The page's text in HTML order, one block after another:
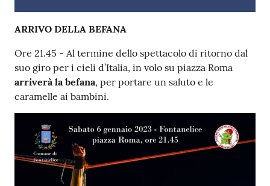
ARRIVO DELLA BEFANA
Ore 21.45 - Al termine dello spettacolo di ritorno dal
suo giro per i cieli d’Italia, in volo su piazza Roma
arriverà la befana, per portare un saluto e le
caramelle ai bambini.